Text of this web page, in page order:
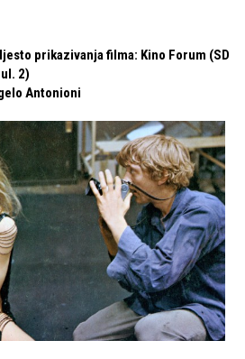
prikazivanja filma: Kino Forum (SD
2)
Antonioni